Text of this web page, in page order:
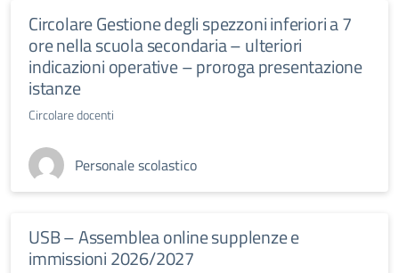
Circolare Gestione degli spezzoni inferiori a 7
ore nella scuola secondaria – ulteriori
indicazioni operative – proroga presentazione
istanze
Circolare docenti
Personale scolastico
USB – Assemblea online supplenze e
immissioni 2026/2027